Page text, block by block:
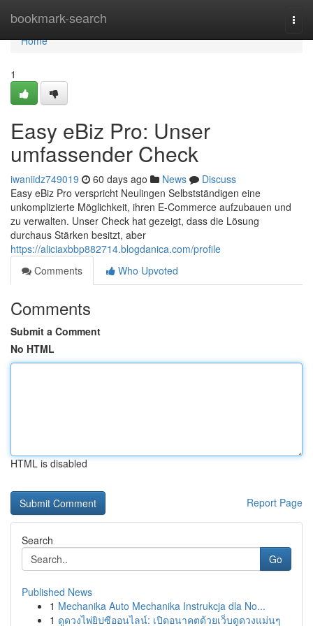
bookmark-search
Home
Home
1
Easy eBiz Pro: Unser
umfassender Check
iwaniidz749019 60 days ago News
Discuss
Easy eBiz Pro verspricht Neulingen Selbstständigen eine
unkomplizierte Möglichkeit, ihren E-Commerce aufzubauen und
zu verwalten. Unser Check hat gezeigt, dass die Lösung
durchaus Stärken besitzt, aber
https://aliciaxbbp882714.blogdanica.com/profile
Comments
Who Upvoted
Comments
Submit a Comment
No HTML
HTML is disabled
Report Page
Search
Go
Published News
1 Mechanika Auto Mechanika Instrukcja dla No...
1 ดูดวงไพ่ยิปซีออนไลน์: เปิดอนาคตด้วยเว็บดูดวงแม่นๆ